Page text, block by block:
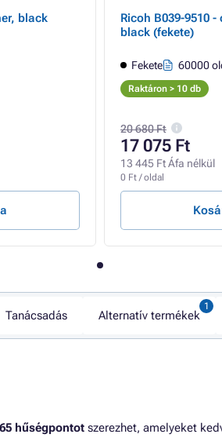
black
Ricoh B039-9510
black (fekete)
Fekete 60000
Raktáron > 10 db
20 680 Ft
17 075 Ft
13 445 Ft Áfa nélkül
0 Ft / oldal
Tanácsadás Alternatív termékek
hűségpontot szerezhet, amelyeket